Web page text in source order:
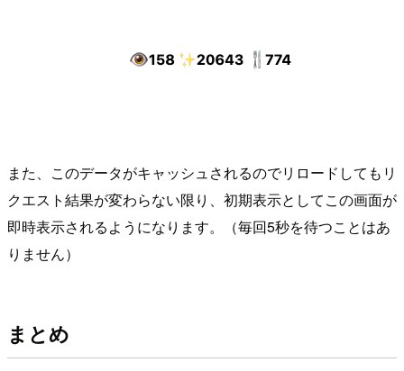
また、このデータがキャッシュされるのでリロードしてもリ
クエスト結果が変わらない限り、初期表示としてこの画面が
即時表示されるようになります。（毎回5秒を待つことはあ
りません）
まとめ